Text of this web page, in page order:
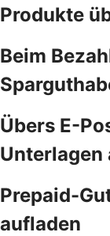
Produkte
Beim
Übers E-
Unterlagen
Prepaid-
aufladen